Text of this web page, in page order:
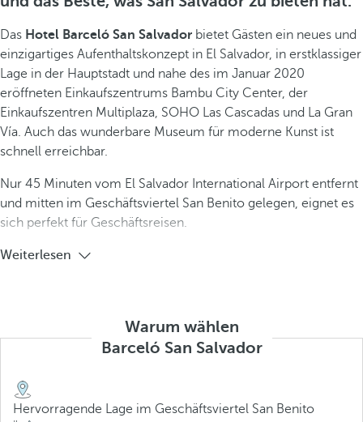
Das Hotel Barceló San Salvador bietet Gästen ein neues und
einzigartiges Aufenthaltskonzept in El Salvador, in erstklassiger
Lage in der Hauptstadt und nahe des im Januar 2020
eröffneten Einkaufszentrums Bambu City Center, der
Einkaufszentren Multiplaza, SOHO Las Cascadas und La Gran
Vía. Auch das wunderbare Museum für moderne Kunst ist
schnell erreichbar.
Nur 45 Minuten vom El Salvador International Airport entfernt
und mitten im Geschäftsviertel San Benito gelegen, eignet es
sich perfekt für Geschäftsreisen.
Weiterlesen
Warum wählen
Barceló San Salvador
Hervorragende Lage im Geschäftsviertel San Benito